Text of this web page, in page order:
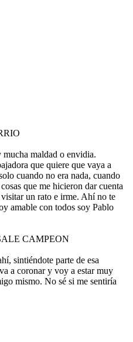
maldad o envidia.
que quiere que vaya a
cuando no era nada, cuando
que me hicieron dar cuenta
un rato e irme. Ahí no te
amable con todos soy Pablo
CAMPEON
sintiéndote parte de esa
a coronar y voy a estar muy
mismo. No sé si me sentiría